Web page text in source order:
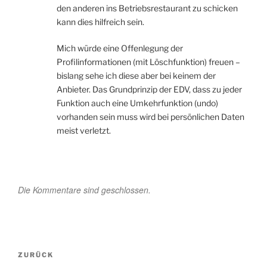
den anderen ins Betriebsrestaurant zu schicken
kann dies hilfreich sein.
Mich würde eine Offenlegung der
Profilinformationen (mit Löschfunktion) freuen –
bislang sehe ich diese aber bei keinem der
Anbieter. Das Grundprinzip der EDV, dass zu jeder
Funktion auch eine Umkehrfunktion (undo)
vorhanden sein muss wird bei persönlichen Daten
meist verletzt.
Die Kommentare sind geschlossen.
Beitragsnavigation
Vorheriger
ZURÜCK